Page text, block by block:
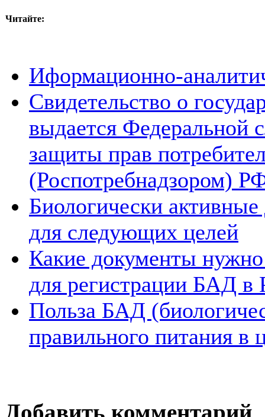
Читайте:
Иформационно-
Свидетельство о
выдается Федеральной
защиты прав
(Роспотребнадзором)
Биологически
для следующих целей
Какие документы
для регистрации БАД в
Польза БАД
правильного питания в